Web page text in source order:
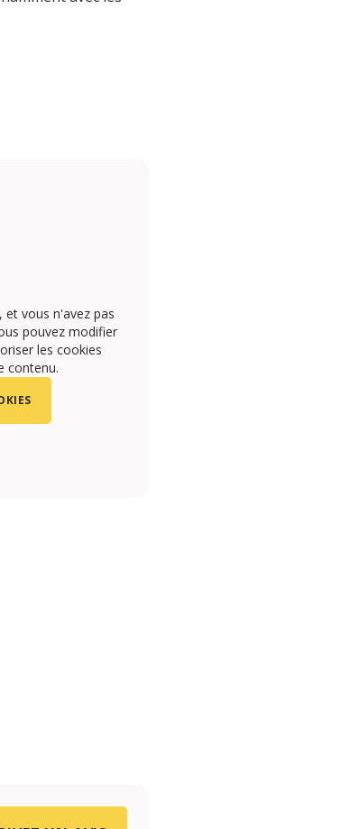
et vous n'avez pas
pouvez modifier
les cookies
contenu.